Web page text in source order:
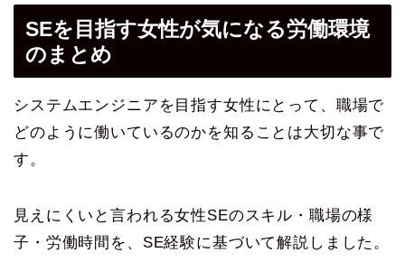
SEを目指す女性が気になる労働環境
のまとめ
システムエンジニアを目指す女性にとって、職場で
どのように働いているのかを知ることは大切な事で
す。
見えにくいと言われる女性SEのスキル・職場の様
子・労働時間を、SE経験に基づいて解説しました。